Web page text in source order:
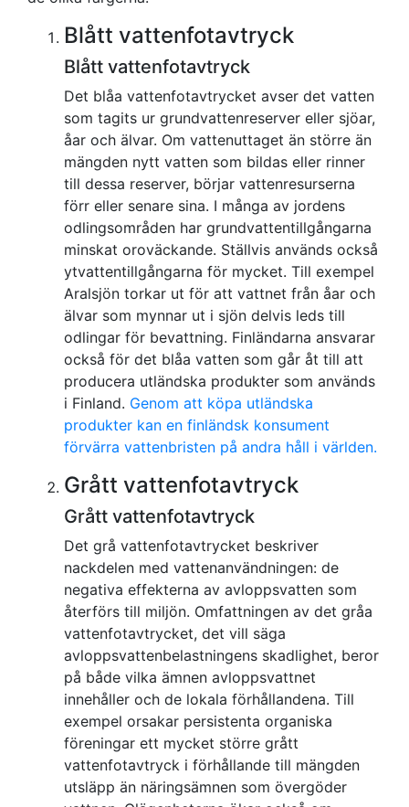
Blått vattenfotavtryck
Blått vattenfotavtryck
Det blåa vattenfotavtrycket avser det vatten
som tagits ur grundvattenreserver eller sjöar,
åar och älvar. Om vattenuttaget än större än
mängden nytt vatten som bildas eller rinner
till dessa reserver, börjar vattenresurserna
förr eller senare sina. I många av jordens
odlingsområden har grundvattentillgångarna
minskat oroväckande. Ställvis används också
ytvattentillgångarna för mycket. Till exempel
Aralsjön torkar ut för att vattnet från åar och
älvar som mynnar ut i sjön delvis leds till
odlingar för bevattning. Finländarna ansvarar
också för det blåa vatten som går åt till att
producera utländska produkter som används
i Finland. Genom att köpa utländska
produkter kan en finländsk konsument
förvärra vattenbristen på andra håll i världen.
Grått vattenfotavtryck
Grått vattenfotavtryck
Det grå vattenfotavtrycket beskriver
nackdelen med vattenanvändningen: de
negativa effekterna av avloppsvatten som
återförs till miljön. Omfattningen av det gråa
vattenfotavtrycket, det vill säga
avloppsvattenbelastningens skadlighet, beror
på både vilka ämnen avloppsvattnet
innehåller och de lokala förhållandena. Till
exempel orsakar persistenta organiska
föreningar ett mycket större grått
vattenfotavtryck i förhållande till mängden
utsläpp än näringsämnen som övergöder